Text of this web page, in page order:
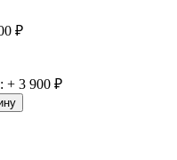
₽
+ 3 900 ₽